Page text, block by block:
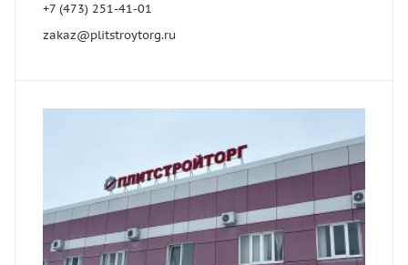
+7 (473) 251-41-01
zakaz@plitstroytorg.ru